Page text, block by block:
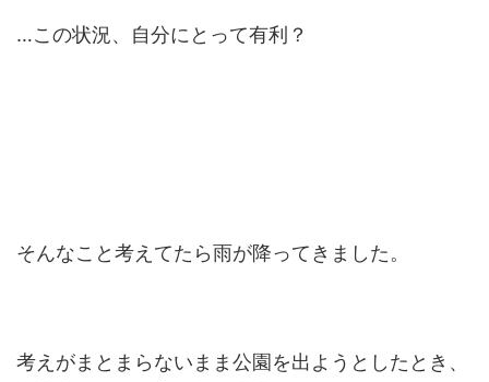
…この状況、自分にとって有利？
そんなこと考えてたら雨が降ってきました。
考えがまとまらないまま公園を出ようとしたとき、